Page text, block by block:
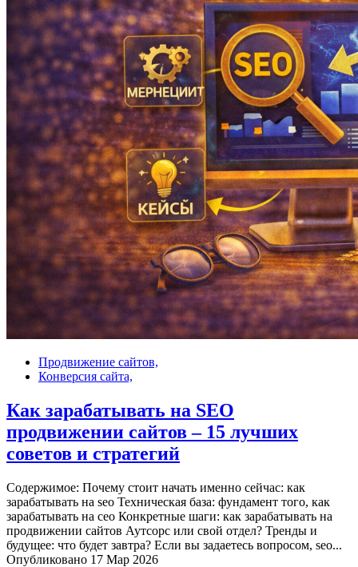
Продвижение сайтов,
Конверсия сайта,
Как зарабатывать на SEO
продвижении сайтов – 15 лучших
советов и стратегий
Содержимое: Почему стоит начать именно сейчас: как
зарабатывать на seo Техническая база: фундамент того, как
зарабатывать на сео Конкретные шаги: как зарабатывать на
продвижении сайтов Аутсорс или свой отдел? Тренды и
будущее: что будет завтра? Если вы задаетесь вопросом, seo...
Опубликовано 17 Мар 2026